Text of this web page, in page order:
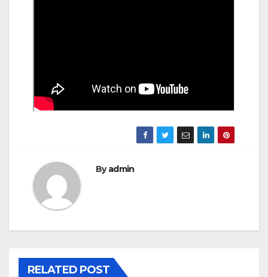
Byadmin
RELATED POST